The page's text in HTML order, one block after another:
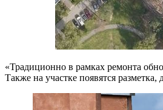
«Традиционно в рамках ремонта
Также на участке появятся